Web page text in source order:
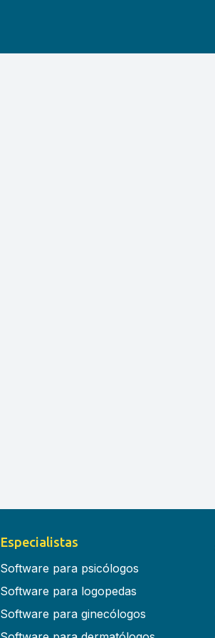
Especialistas
Software para psicólogos
Software para logopedas
Software para ginecólogos